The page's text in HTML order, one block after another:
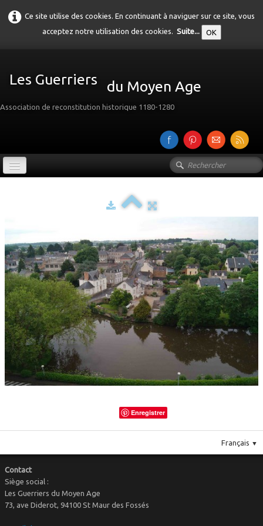
Ce site utilise des cookies. En continuant à naviguer sur ce site, vous
acceptez notre utilisation des cookies. Suite... OK
Les Guerriers du Moyen Age
Association de reconstitution historique 1180-1280
Galerie
Le costume▼
Le mobilier
Enregistrer
Français ▼
Contact
Siège social :
Les Guerriers du Moyen Age
73, ave Diderot, 94100 St Maur des Fossés